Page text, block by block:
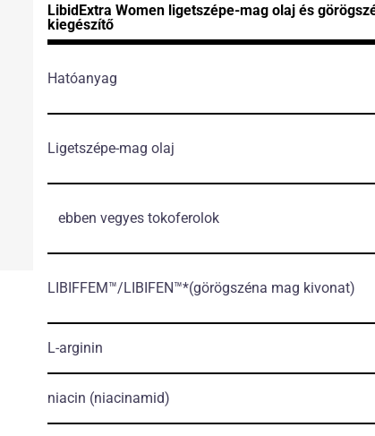
LibidExtra Women ligetszépe-mag olaj és
kiegészítő
Hatóanyag
Ligetszépe-mag olaj
ebben vegyes tokoferolok
LIBIFFEM™/LIBIFEN™*(görögszéna mag kivonat)
L-arginin
niacin (niacinamid)